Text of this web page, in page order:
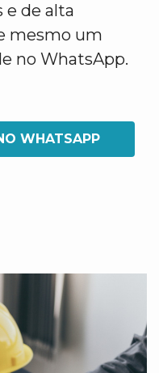
de alta
mesmo um
no WhatsApp.
WHATSAPP